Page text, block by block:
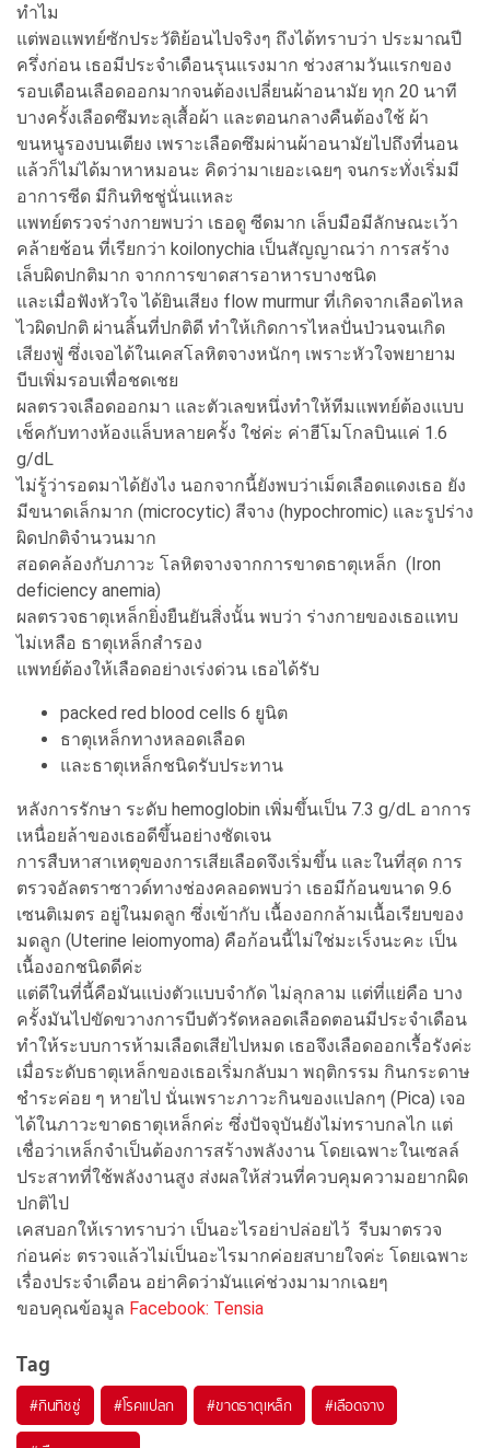
ทำไม
แต่พอแพทย์ซักประวัติย้อนไปจริงๆ ถึงได้ทราบว่า ประมาณปี
ครึ่งก่อน เธอมีประจำเดือนรุนแรงมาก ช่วงสามวันแรกของ
รอบเดือนเลือดออกมากจนต้องเปลี่ยนผ้าอนามัย ทุก 20 นาที
บางครั้งเลือดซึมทะลุเสื้อผ้า และตอนกลางคืนต้องใช้ ผ้า
ขนหนูรองบนเตียง เพราะเลือดซึมผ่านผ้าอนามัยไปถึงที่นอน
แล้วก็ไม่ได้มาหาหมอนะ คิดว่ามาเยอะเฉยๆ จนกระทั่งเริ่มมี
อาการซีด มีกินทิชชู่นั่นแหละ
แพทย์ตรวจร่างกายพบว่า เธอดู ซีดมาก เล็บมือมีลักษณะเว้า
คล้ายช้อน ที่เรียกว่า koilonychia เป็นสัญญาณว่า การสร้าง
เล็บผิดปกติมาก จากการขาดสารอาหารบางชนิด
และเมื่อฟังหัวใจ ได้ยินเสียง flow murmur ที่เกิดจากเลือดไหล
ไวผิดปกติ ผ่านลิ้นที่ปกติดี ทำให้เกิดการไหลปั่นป่วนจนเกิด
เสียงฟู่ ซึ่งเจอได้ในเคสโลหิตจางหนักๆ เพราะหัวใจพยายาม
บีบเพิ่มรอบเพื่อชดเชย
ผลตรวจเลือดออกมา และตัวเลขหนึ่งทำให้ทีมแพทย์ต้องแบบ
เช็คกับทางห้องแล็บหลายครั้ง ใช่ค่ะ ค่าฮีโมโกลบินแค่ 1.6
g/dL
ไม่รู้ว่ารอดมาได้ยังไง นอกจากนี้ยังพบว่าเม็ดเลือดแดงเธอ ยัง
มีขนาดเล็กมาก (microcytic) สีจาง (hypochromic) และรูปร่าง
ผิดปกติจำนวนมาก
สอดคล้องกับภาวะ โลหิตจางจากการขาดธาตุเหล็ก (Iron
deficiency anemia)
ผลตรวจธาตุเหล็กยิ่งยืนยันสิ่งนั้น พบว่า ร่างกายของเธอแทบ
ไม่เหลือ ธาตุเหล็กสำรอง
แพทย์ต้องให้เลือดอย่างเร่งด่วน เธอได้รับ
packed red blood cells 6 ยูนิต
ธาตุเหล็กทางหลอดเลือด
และธาตุเหล็กชนิดรับประทาน
หลังการรักษา ระดับ hemoglobin เพิ่มขึ้นเป็น 7.3 g/dL อาการ
เหนื่อยล้าของเธอดีขึ้นอย่างชัดเจน
การสืบหาสาเหตุของการเสียเลือดจึงเริ่มขึ้น และในที่สุด การ
ตรวจอัลตราซาวด์ทางช่องคลอดพบว่า เธอมีก้อนขนาด 9.6
เซนติเมตร อยู่ในมดลูก ซึ่งเข้ากับ เนื้องอกกล้ามเนื้อเรียบของ
มดลูก (Uterine leiomyoma) คือก้อนนี้ไม่ใช่มะเร็งนะคะ เป็น
เนื้องอกชนิดดีค่ะ
แต่ดีในที่นี้คือมันแบ่งตัวแบบจำกัด ไม่ลุกลาม แต่ที่แย่คือ บาง
ครั้งมันไปขัดขวางการบีบตัวรัดหลอดเลือดตอนมีประจำเดือน
ทำให้ระบบการห้ามเลือดเสียไปหมด เธอจึงเลือดออกเรื้อรังค่ะ
เมื่อระดับธาตุเหล็กของเธอเริ่มกลับมา พฤติกรรม กินกระดาษ
ชำระค่อย ๆ หายไป นั่นเพราะภาวะกินของแปลกๆ (Pica) เจอ
ได้ในภาวะขาดธาตุเหล็กค่ะ ซึ่งปัจจุบันยังไม่ทราบกลไก แต่
เชื่อว่าเหล็กจำเป็นต้องการสร้างพลังงาน โดยเฉพาะในเซลล์
ประสาทที่ใช้พลังงานสูง ส่งผลให้ส่วนที่ควบคุมความอยากผิด
ปกติไป
เคสบอกให้เราทราบว่า เป็นอะไรอย่าปล่อยไว้ รีบมาตรวจ
ก่อนค่ะ ตรวจแล้วไม่เป็นอะไรมากค่อยสบายใจค่ะ โดยเฉพาะ
เรื่องประจำเดือน อย่าคิดว่ามันแค่ช่วงมามากเฉยๆ
ขอบคุณข้อมูล Facebook: Tensia
Tag
#กินทิชชู่ #โรคแปลก #ขาดธาตุเหล็ก #เลือดจาง